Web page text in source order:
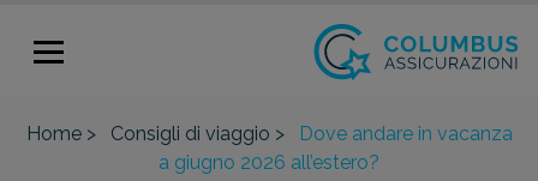
Home > Consigli di viaggio >
Dove andare in vacanza
a giugno 2026 all’estero?